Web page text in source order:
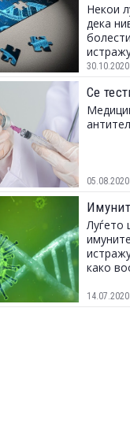
Некои
дека
30.10.2020
Се
05.08.2020
Луѓето
како
14.07.2020